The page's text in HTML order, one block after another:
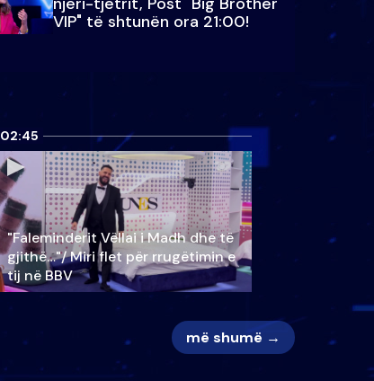
VIP" të shtunën ora 21:00!
02:45
"Faleminderit Vëllai i Madh dhe të
gjithë…"/ Miri flet për rrugëtimin e
tij në BBV
më shumë →